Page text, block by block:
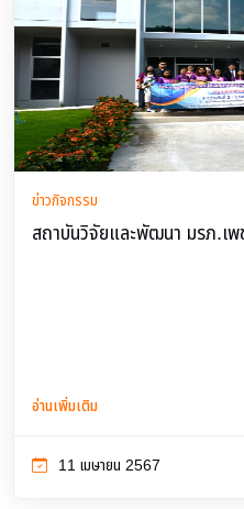
ข่าวกิจกรรม
สถาบันวิจัยและพัฒนา มรภ.เ
อ่านเพิ่มเติม
11 เมษายน 2567